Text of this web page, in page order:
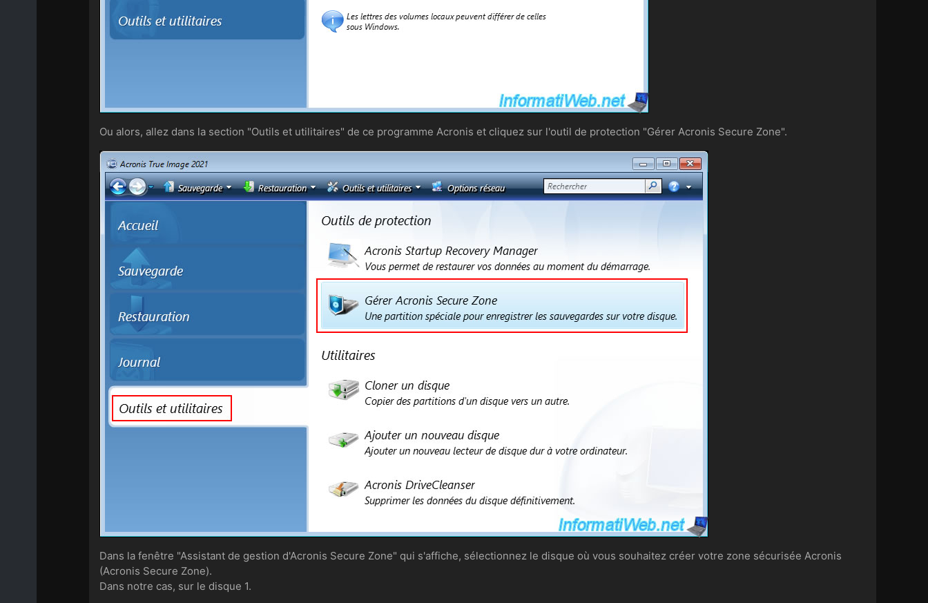
Ou alors, allez dans la section "Outils et utilitaires" de ce programme Acronis et cliquez sur l'outil de protection "Gérer Acronis Secure Zone".
Dans la fenêtre "Assistant de gestion d'Acronis Secure Zone" qui s'affiche, sélectionnez le disque où vous souhaitez créer votre zone sécurisée Acronis
(Acronis Secure Zone).
Dans notre cas, sur le disque 1.